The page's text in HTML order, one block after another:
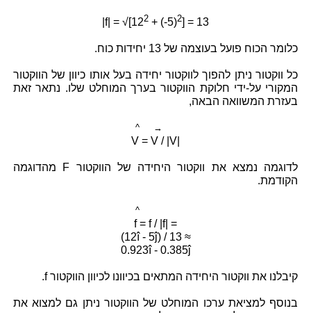
|f| = √[122 + (-5)2] = 13
כלומר הכוח פועל בעוצמה של 13 יחידות כוח.
כל ווקטור ניתן להפוך לווקטור יחידה בעל אותו כיוון של הווקטור
המקורי על-ידי חלוקת הווקטור בערך המוחלט שלו. נתאר זאת
בעזרת המשוואה הבאה,
^ →
V = V / |V|
לדוגמה נמצא את ווקטור היחידה של הווקטור F מהדוגמה
הקודמת.
^
f = f / |f| =
(12î - 5ĵ) / 13 ≈
0.923î - 0.385ĵ
קיבלנו את ווקטור היחידה המתאים בכיוונו לכיוון הווקטור f.
בנוסף למציאת ערכו המוחלט של הווקטור ניתן גם למצוא את